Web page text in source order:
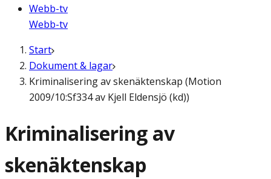
Webb-tv
Webb-tv
Start
Dokument & lagar
Kriminalisering av skenäktenskap (Motion
2009/10:Sf334 av Kjell Eldensjö (kd))
Kriminalisering av
skenäktenskap